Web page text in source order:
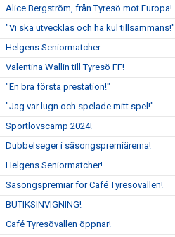
Alice Bergström, från Tyresö mot Europa!
"Vi ska utvecklas och ha kul tillsammans!"
Helgens Seniormatcher
Valentina Wallin till Tyresö FF!
"En bra första prestation!"
"Jag var lugn och spelade mitt spel!"
Sportlovscamp 2024!
Dubbelseger i säsongspremiärerna!
Helgens Seniormatcher!
Säsongspremiär för Café Tyresövallen!
BUTIKSINVIGNING!
Café Tyresövallen öppnar!